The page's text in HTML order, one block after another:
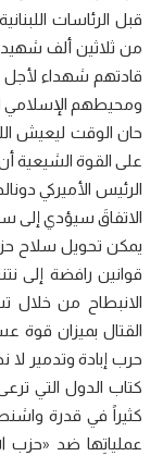
قبل الرئاسات
من ثلاثين ألف
قادتهم شهداء
ومحيطهم الإسلامي
حان الوقت ليعيش
على القوة الشيعية
الرئيس الأميركي
الاتفاقَ سيؤدي إلى
يمكن تحويل سلاح
قوانين رافضة إلى
الانبطاح من خلال
القتال بميزان قوة
حرب إبادة وتدمير
كتاب الدول التي
كثيراً في قدرة
عملياتِها ضد «حزب